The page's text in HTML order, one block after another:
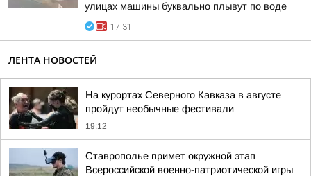
улицах машины буквально плывут по воде
17:31
ЛЕНТА НОВОСТЕЙ
На курортах Северного Кавказа в августе
пройдут необычные фестивали
19:12
Ставрополье примет окружной этап
Всероссийской военно-патриотической игры